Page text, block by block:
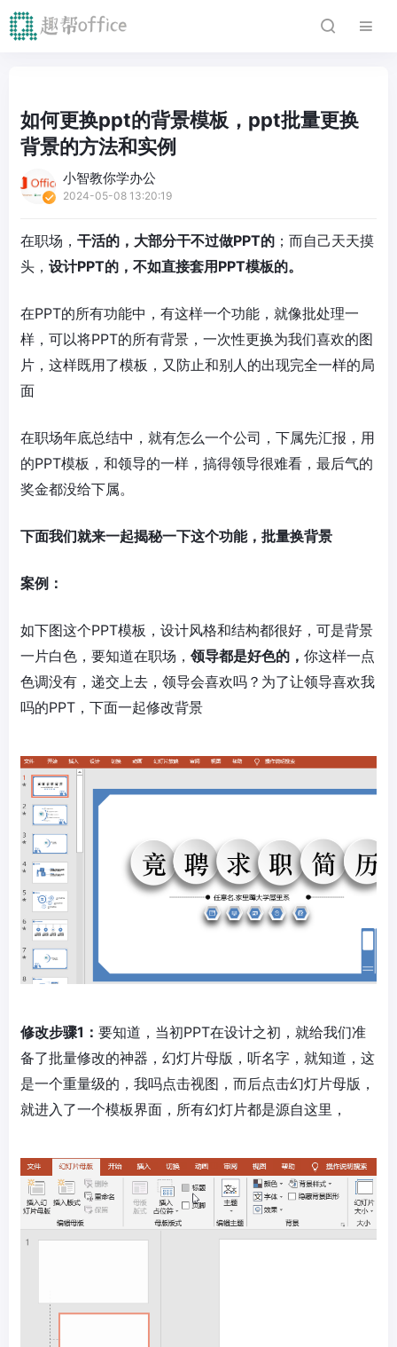
如何更换ppt的背景模板，ppt批量更换
背景的方法和实例
小智教你学办公
2024-05-08 13:20:19
在职场， 干活的，大部分干不过做PPT的 ；而自己天天摸
头， 设计PPT的，不如直接套用PPT模板的。
在PPT的所有功能中，有这样一个功能，就像批处理一
样，可以将PPT的所有背景，一次性更换为我们喜欢的图
片，这样既用了模板，又防止和别人的出现完全一样的局
面
在职场年底总结中，就有怎么一个公司，下属先汇报，用
的PPT模板，和领导的一样，搞得领导很难看，最后气的
奖金都没给下属。
下面我们就来一起揭秘一下这个功能，批量换背景
案例：
如下图这个PPT模板，设计风格和结构都很好，可是背景
一片白色，要知道在职场， 领导都是好色的， 你这样一点
色调没有，递交上去，领导会喜欢吗？为了让领导喜欢我
吗的PPT，下面一起修改背景
修改步骤1： 要知道，当初PPT在设计之初，就给我们准
备了批量修改的神器，幻灯片母版，听名字，就知道，这
是一个重量级的，我吗点击视图，而后点击幻灯片母版，
就进入了一个模板界面，所有幻灯片都是源自这里，